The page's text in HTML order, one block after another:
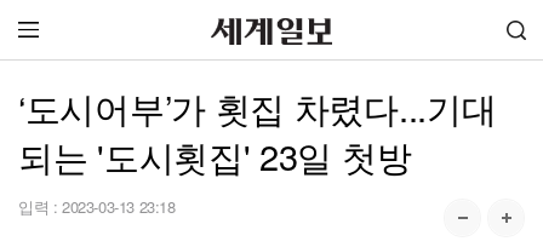
‘도시어부’가 횟집 차렸다...기대
되는 '도시횟집' 23일 첫방
입력 : 2023-03-13 23:18